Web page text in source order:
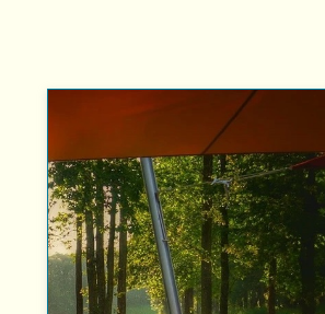
Le restaurant est ouvert à tous
le midi 7 jours sur 7